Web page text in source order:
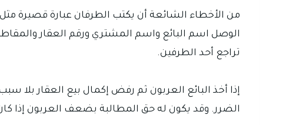
من الأخطاء الشائعة أن يكتب الطرفان عبارة قصيرة
الوصل اسم البائع واسم المشتري ورقم العقار
تراجع أحد الطرفين.
إذا أخذ البائع العربون ثم رفض إكمال بيع العقار
الضرر. وقد يكون له حق المطالبة بضعف العربون إذا